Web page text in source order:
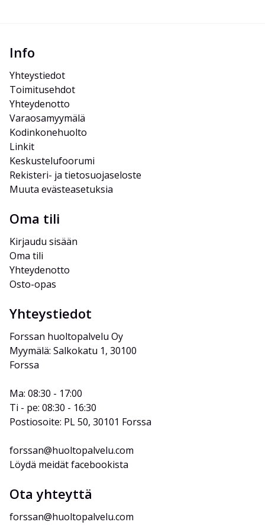
Info
Yhteystiedot
Toimitusehdot
Yhteydenotto
Varaosamyymälä
Kodinkonehuolto
Linkit
Keskustelufoorumi
Rekisteri- ja tietosuojaseloste
Muuta evästeasetuksia
Oma tili
Kirjaudu sisään
Oma tili
Yhteydenotto
Osto-opas
Yhteystiedot
Forssan huoltopalvelu Oy
Myymälä: Salkokatu 1, 30100
Forssa
Ma: 08:30 - 17:00
Ti - pe: 08:30 - 16:30
Postiosoite: PL 50, 30101 Forssa
forssan@huoltopalvelu.com
Löydä meidät facebookista
Ota yhteyttä
forssan@huoltopalvelu.com